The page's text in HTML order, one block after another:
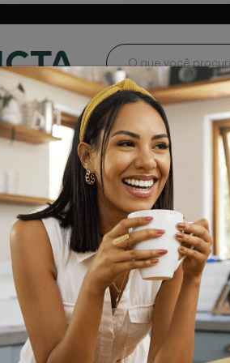
oficialInvicta® no Brasil